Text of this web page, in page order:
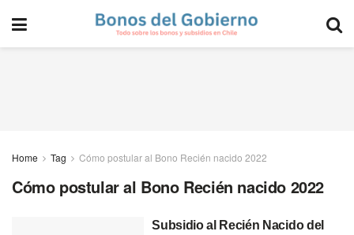
Home Tag Cómo postular al Bono Recién nacido 2022
Cómo postular al Bono Recién nacido 2022
Subsidio al Recién Nacido del